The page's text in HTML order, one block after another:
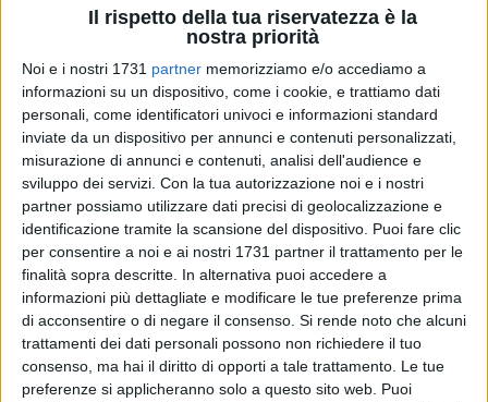
Il rispetto della tua riservatezza è la
nostra priorità
Noi e i nostri 1731 partner memorizziamo e/o accediamo a
informazioni su un dispositivo, come i cookie, e trattiamo dati
personali, come identificatori univoci e informazioni standard
inviate da un dispositivo per annunci e contenuti personalizzati,
misurazione di annunci e contenuti, analisi dell'audience e
sviluppo dei servizi. Con la tua autorizzazione noi e i nostri
partner possiamo utilizzare dati precisi di geolocalizzazione e
identificazione tramite la scansione del dispositivo. Puoi fare clic
per consentire a noi e ai nostri 1731 partner il trattamento per le
finalità sopra descritte. In alternativa puoi accedere a
informazioni più dettagliate e modificare le tue preferenze prima
di acconsentire o di negare il consenso. Si rende noto che alcuni
trattamenti dei dati personali possono non richiedere il tuo
consenso, ma hai il diritto di opporti a tale trattamento. Le tue
preferenze si applicheranno solo a questo sito web. Puoi
BARLETTA - 3 SETTEMBRE 2010
Barletta calcio, allenamenti a porte chiuse
BARLETTA - 3 SETTEMBRE 2010
Barletta calcio, presentati i nuovi acquisti
BARLETTA - 3 SETTEMBRE 2010
Barletta calcio, costo biglietti troppo alti?
BARLETTA - 1 SETTEMBRE 2010
Coppa Italia, contro il Fondi si giocherà a
ranghi ridotti